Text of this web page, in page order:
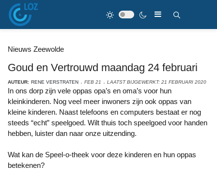
Nieuws Zeewolde
Goud en Vertrouwd maandag 24 februari
AUTEUR: RENE VERSTRATEN FEB 21 LAATST BIJGEWERKT: 21 FEBRUARI 2020
In ons dorp zijn vele oppas opa’s en oma’s voor hun
kleinkinderen. Nog veel meer inwoners zijn ook oppas van
kleine kinderen. Naast telefoons en computers bestaat er nog
steeds “echt” speelgoed. Wilt thuis toch speelgoed voor handen
hebben, luister dan naar onze uitzending.
Wat kan de Speel-o-theek voor deze kinderen en hun oppas
betekenen?